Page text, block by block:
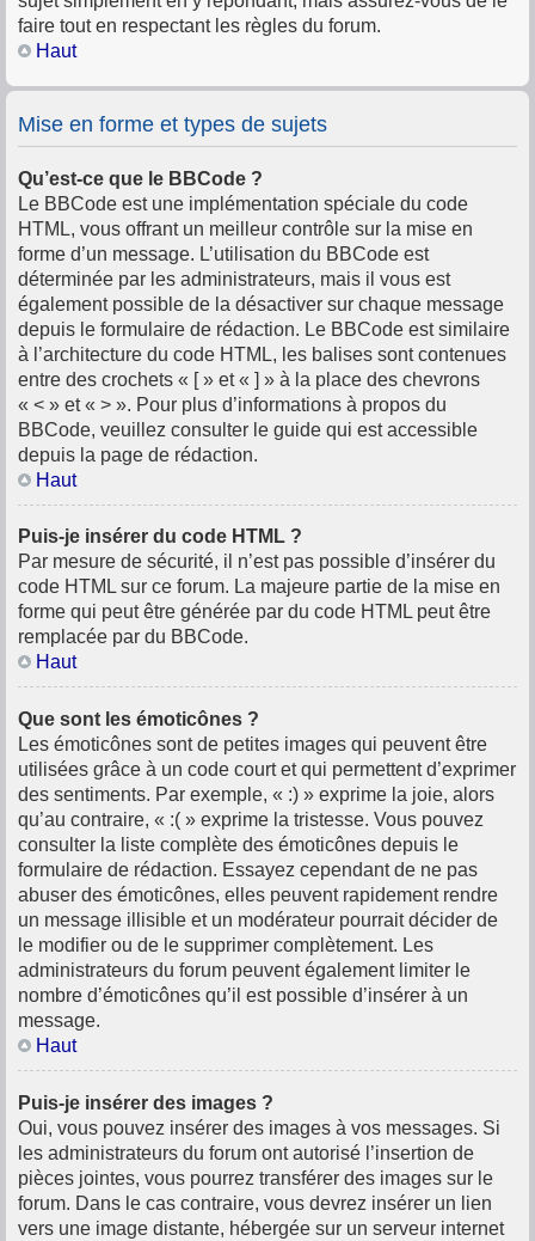
faire tout en respectant les règles du forum.
Haut
Mise en forme et types de sujets
Qu’est-ce que le BBCode ?
Le BBCode est une implémentation spéciale du code
HTML, vous offrant un meilleur contrôle sur la mise en
forme d’un message. L’utilisation du BBCode est
déterminée par les administrateurs, mais il vous est
également possible de la désactiver sur chaque message
depuis le formulaire de rédaction. Le BBCode est similaire
à l’architecture du code HTML, les balises sont contenues
entre des crochets « [ » et « ] » à la place des chevrons
« < » et « > ». Pour plus d’informations à propos du
BBCode, veuillez consulter le guide qui est accessible
depuis la page de rédaction.
Haut
Puis-je insérer du code HTML ?
Par mesure de sécurité, il n’est pas possible d’insérer du
code HTML sur ce forum. La majeure partie de la mise en
forme qui peut être générée par du code HTML peut être
remplacée par du BBCode.
Haut
Que sont les émoticônes ?
Les émoticônes sont de petites images qui peuvent être
utilisées grâce à un code court et qui permettent d’exprimer
des sentiments. Par exemple, « :) » exprime la joie, alors
qu’au contraire, « :( » exprime la tristesse. Vous pouvez
consulter la liste complète des émoticônes depuis le
formulaire de rédaction. Essayez cependant de ne pas
abuser des émoticônes, elles peuvent rapidement rendre
un message illisible et un modérateur pourrait décider de
le modifier ou de le supprimer complètement. Les
administrateurs du forum peuvent également limiter le
nombre d’émoticônes qu’il est possible d’insérer à un
message.
Haut
Puis-je insérer des images ?
Oui, vous pouvez insérer des images à vos messages. Si
les administrateurs du forum ont autorisé l’insertion de
pièces jointes, vous pourrez transférer des images sur le
forum. Dans le cas contraire, vous devrez insérer un lien
vers une image distante, hébergée sur un serveur internet